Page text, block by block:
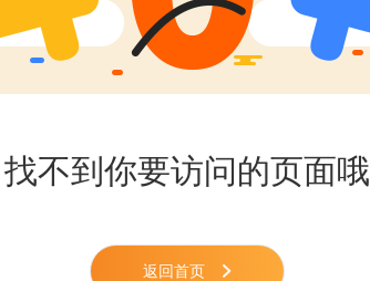
找不到你要访问的页面哦
返回首页